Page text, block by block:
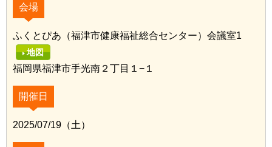
会場
ふくとぴあ（福津市健康福祉総合センター）会議室1
地図
福岡県福津市手光南２丁目１−１
開催日
2025/07/19（土）